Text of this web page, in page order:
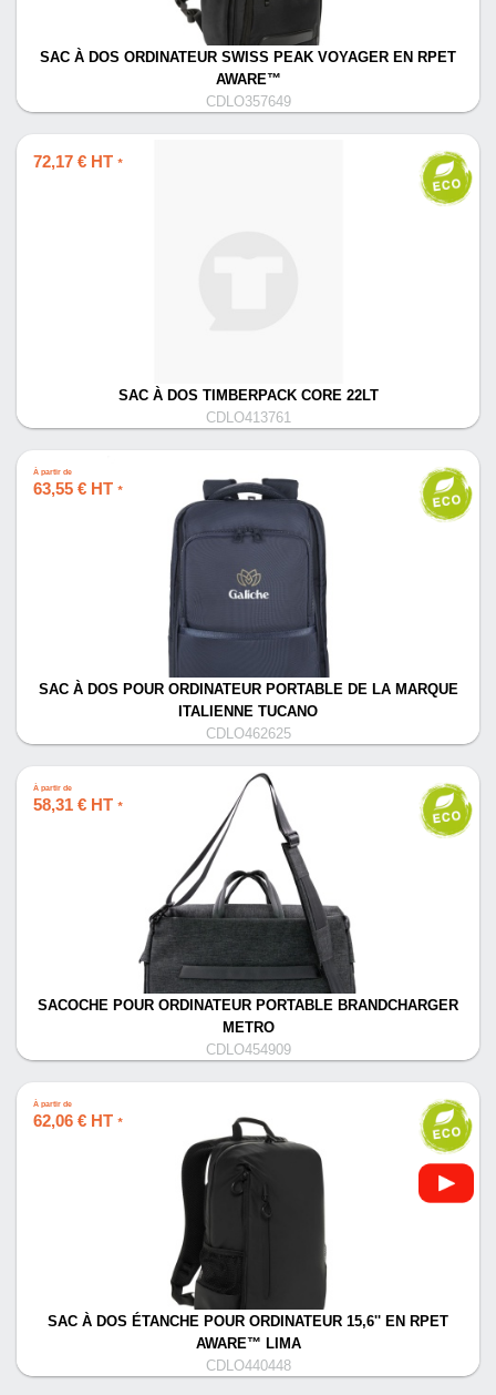
SAC À DOS ORDINATEUR SWISS PEAK VOYAGER EN RPET
AWARE™
CDLO357649
72,17 € HT *
SAC À DOS TIMBERPACK CORE 22LT
CDLO413761
À partir de
63,55 € HT *
SAC À DOS POUR ORDINATEUR PORTABLE DE LA MARQUE
ITALIENNE TUCANO
CDLO462625
À partir de
58,31 € HT *
SACOCHE POUR ORDINATEUR PORTABLE BRANDCHARGER
METRO
CDLO454909
À partir de
62,06 € HT *
SAC À DOS ÉTANCHE POUR ORDINATEUR 15,6'' EN RPET
AWARE™ LIMA
CDLO440448